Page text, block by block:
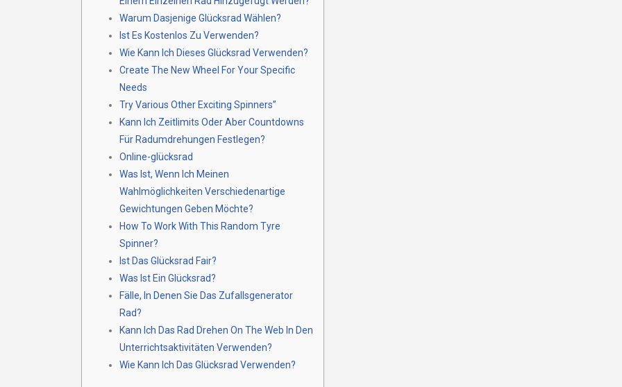
Warum Dasjenige Glücksrad Wählen?
Ist Es Kostenlos Zu Verwenden?
Wie Kann Ich Dieses Glücksrad Verwenden?
Create The New Wheel For Your Specific
Needs
Try Various Other Exciting Spinners”
Kann Ich Zeitlimits Oder Aber Countdowns
Für Radumdrehungen Festlegen?
Online-glücksrad
Was Ist, Wenn Ich Meinen
Wahlmöglichkeiten Verschiedenartige
Gewichtungen Geben Möchte?
How To Work With This Random Tyre
Spinner?
Ist Das Glücksrad Fair?
Was Ist Ein Glücksrad?
Fälle, In Denen Sie Das Zufallsgenerator
Rad?
Kann Ich Das Rad Drehen On The Web In Den
Unterrichtsaktivitäten Verwenden?
Wie Kann Ich Das Glücksrad Verwenden?